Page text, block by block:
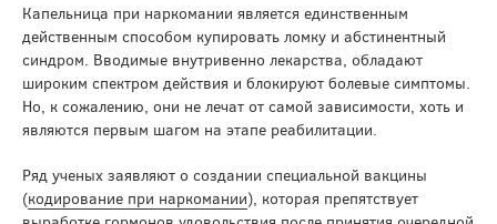
Капельница при наркомании является единственным
действенным способом купировать ломку и абстинентный
синдром. Вводимые внутривенно лекарства, обладают
широким спектром действия и блокируют болевые симптомы.
Но, к сожалению, они не лечат от самой зависимости, хоть и
являются первым шагом на этапе реабилитации.
Ряд ученых заявляют о создании специальной вакцины
(кодирование при наркомании), которая препятствует